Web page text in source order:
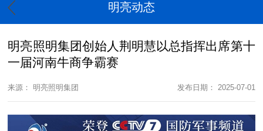
明亮动态
明亮照明集团创始人荆明慧以总指挥出席第十
一届河南牛商争霸赛
来源： 明亮照明集团 发布日期： 2025-07-01